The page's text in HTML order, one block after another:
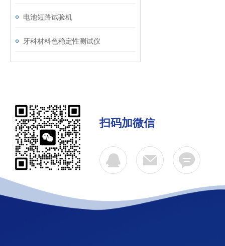
电池短路试验机
牙科材料色稳定性测试仪
扫码加微信